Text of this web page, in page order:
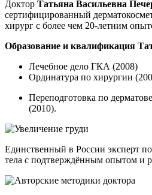
Доктор Татьяна Васильевна
сертифицированный
хирург с более чем 20-летним
Образование и квалификация
Лечебное дело ГКА (2008)
Ординатура по хирургии
Переподготовка по
(2010).
Единственный в России эксперт
тела с подтверждённым опытом и